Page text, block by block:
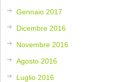
Gennaio 2017
Dicembre 2016
Novembre 2016
Agosto 2016
Luglio 2016